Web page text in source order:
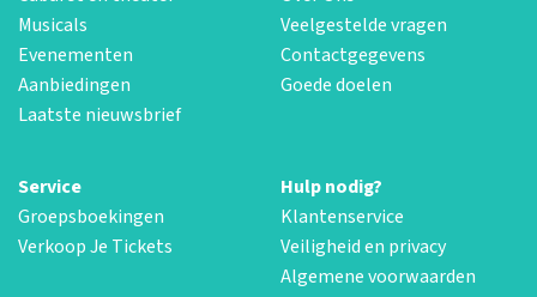
Musicals
Evenementen
Aanbiedingen
Laatste nieuwsbrief
Veelgestelde vragen
Contactgegevens
Goede doelen
Service
Groepsboekingen
Verkoop Je Tickets
Hulp nodig?
Klantenservice
Veiligheid en privacy
Algemene voorwaarden